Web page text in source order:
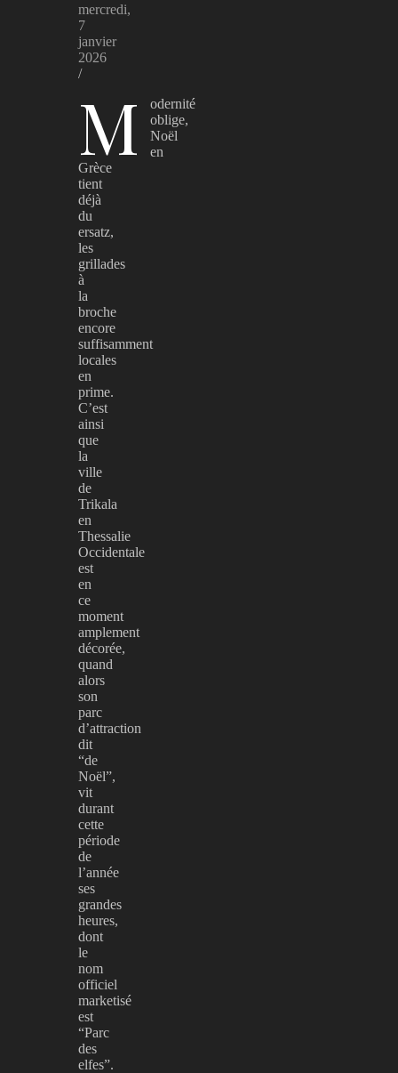
mercredi,
7
janvier
2026
/
M
odernité
oblige,
Noël
en
Grèce
tient
déjà
du
ersatz,
les
grillades
à
la
broche
encore
suffisamment
locales
en
prime.
C’est
ainsi
que
la
ville
de
Trikala
en
Thessalie
Occidentale
est
en
ce
moment
amplement
décorée,
quand
alors
son
parc
d’attraction
dit
“de
Noël”,
vit
durant
cette
période
de
l’année
ses
grandes
heures,
dont
le
nom
officiel
marketisé
est
“Parc
des
elfes”.